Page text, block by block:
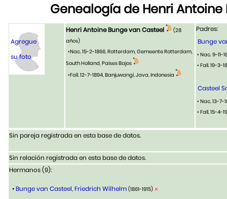
Genealogía de Henri
Agregue
su foto
Henri Antoine Bunge van Casteel
(28
años)
•Nac. 15-2-1866, Rotterdam, Gemeente Rotterdam,
South Holland, Paises Bajos
•Fall. 12-7-1894, Banjuwangi, Java, Indonesia
Padres:
Bunge
• Nac. 9-
• Fall. 19-3-
Casteel
• Nac. 13-
• Fall. 15-4-
Sin pareja registrada en esta base de datos.
Sin relación registrada en esta base de datos.
Hermanos (9):
•Bunge van Casteel, Friedrich Wilhelm (1861-1915)